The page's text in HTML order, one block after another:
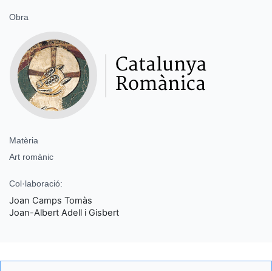
Obra
Matèria
Art romànic
Col·laboració:
Joan Camps Tomàs
Joan-Albert Adell i Gisbert